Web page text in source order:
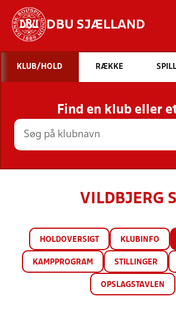
DBU SJÆLLAND
STILLINGER, RESULTATER,
HOLD
KLUB/HOLD RÆKKE
Find en klub eller
VILDBJERG
HOLDOVERSIGT KLUBINFO
KAMPPROGRAM STILLINGER
OPSLAGSTAVLEN